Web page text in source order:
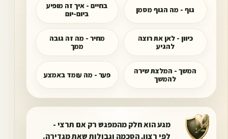
בחיים - איך זה מופיע
ביום-יום
גוף - מה הגוף מסמן
מחיר - מה זה גובה
ממך
כיוון - לאן את רוצה
להגיע
פער - מה עומד באמצע
המשך - המלצת שירה
להמשך
מגע הוא חלק מהמפגש רק אם תרצי -
לפי רצון, הסכמה וגבולות שאת מגדירה.